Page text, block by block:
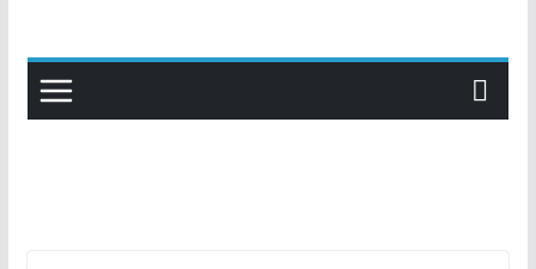
content